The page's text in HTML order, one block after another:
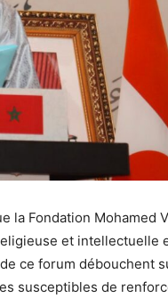
la Fondation Mohamed
et intellectuelle
ce forum débouchent
susceptibles de